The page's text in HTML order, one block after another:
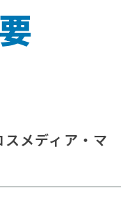
メディア・マ